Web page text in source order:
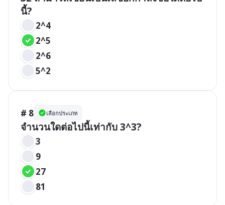
นี้?
2^4
2^5
2^6
5^2
# 8 เลือกประเภท
จำนวนใดต่อไปนี้เท่ากับ 3^3?
3
9
27
81